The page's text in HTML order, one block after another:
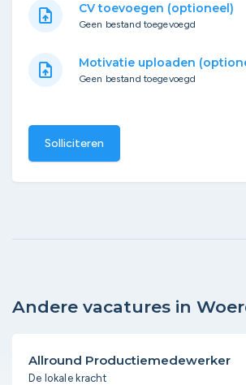
upload_file CV toevoegen (optioneel)
Geen bestand toegevoegd
upload_file Motivatie uploaden
Geen bestand toegevoegd
Solliciteren
Andere vacatures in
Allround Productiemedewerker
De lokale kracht